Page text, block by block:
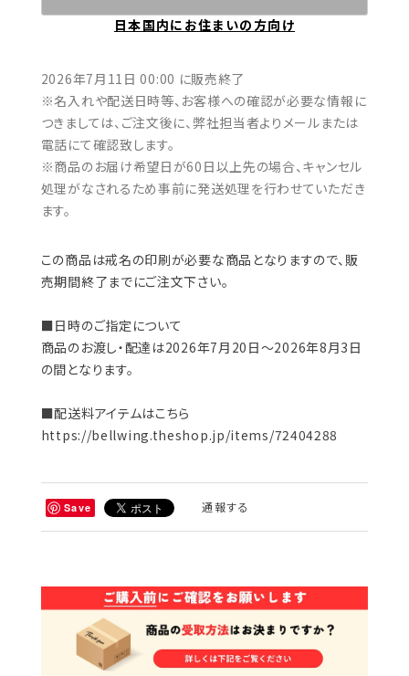
日本国内にお住まいの方向け
2026年7月11日 00:00 に販売終了
※名入れや配送日時等、お客様への確認が必要な情報に
つきましては、ご注文後に、弊社担当者よりメールまたは
電話にて確認致します。
※商品のお届け希望日が60日以上先の場合、キャンセル
処理がなされるため事前に発送処理を行わせていただき
ます。
この商品は戒名の印刷が必要な商品となりますので、販
売期間終了までにご注文下さい。
■日時のご指定について
商品のお渡し・配達は2026年7月20日～2026年8月3日
の間となります。
■配送料アイテムはこちら
https://bellwing.theshop.jp/items/72404288
Save 通報する